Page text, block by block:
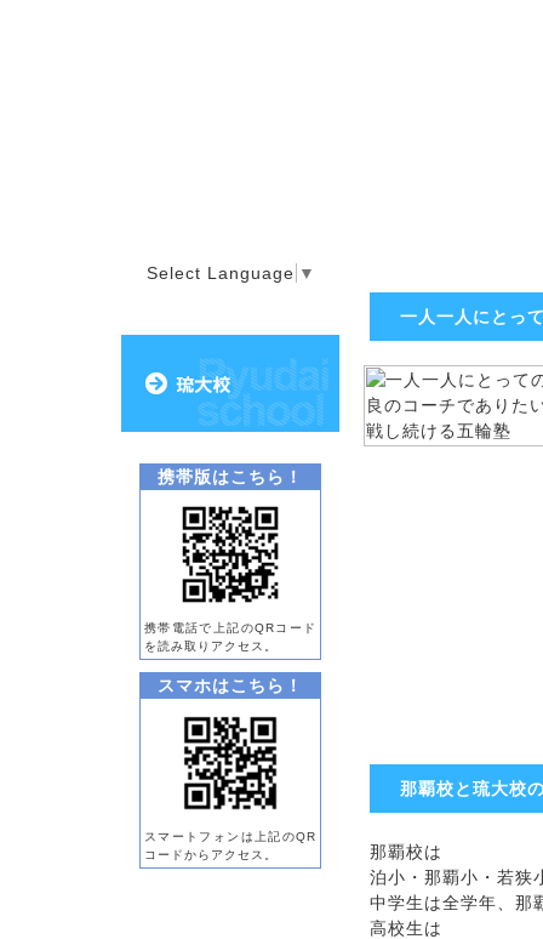
Select Language ▼
携帯版はこちら！
携帯電話で上記のQRコード
を読み取りアクセス。
スマホはこちら！
スマートフォンは上記のQR
コードからアクセス。
一人一人にとっ
那覇校と琉大校
那覇校は
泊小・那覇小・若狭
中学生は全学年、那
高校生は